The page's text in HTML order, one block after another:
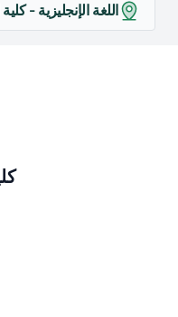
interact
اللغة الإنجليزية -